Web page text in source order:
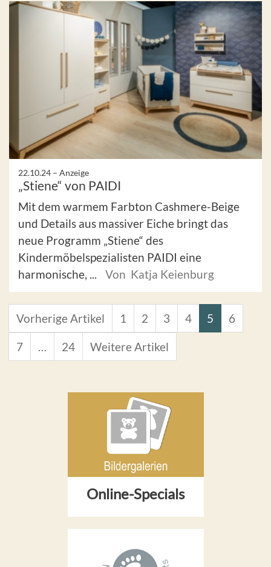
22.10.24 – Anzeige
„Stiene“ von PAIDI
Mit dem warmem Farbton Cashmere-Beige
und Details aus massiver Eiche bringt das
neue Programm „Stiene“ des
Kindermöbelspezialisten PAIDI eine
harmonische, ...
Von Katja Keienburg
Vorherige Artikel 1 2 3 4 5 6
7 … 24 Weitere Artikel
Online-Specials